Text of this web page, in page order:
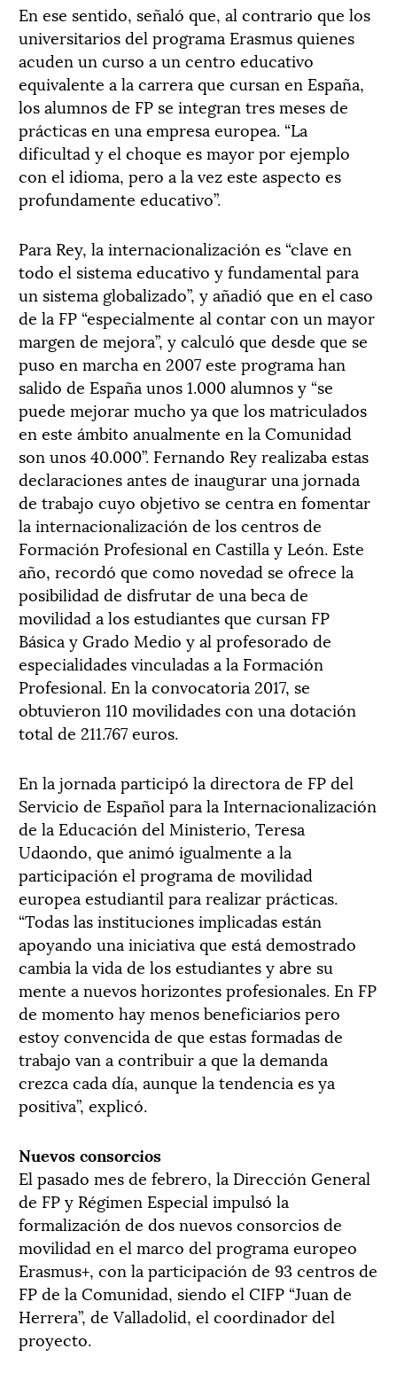
En ese sentido, señaló que, al contrario que los
universitarios del programa Erasmus quienes
acuden un curso a un centro educativo
equivalente a la carrera que cursan en España,
los alumnos de FP se integran tres meses de
prácticas en una empresa europea. “La
dificultad y el choque es mayor por ejemplo
con el idioma, pero a la vez este aspecto es
profundamente educativo”.
Para Rey, la internacionalización es “clave en
todo el sistema educativo y fundamental para
un sistema globalizado”, y añadió que en el caso
de la FP “especialmente al contar con un mayor
margen de mejora”, y calculó que desde que se
puso en marcha en 2007 este programa han
salido de España unos 1.000 alumnos y “se
puede mejorar mucho ya que los matriculados
en este ámbito anualmente en la Comunidad
son unos 40.000”. Fernando Rey realizaba estas
declaraciones antes de inaugurar una jornada
de trabajo cuyo objetivo se centra en fomentar
la internacionalización de los centros de
Formación Profesional en Castilla y León. Este
año, recordó que como novedad se ofrece la
posibilidad de disfrutar de una beca de
movilidad a los estudiantes que cursan FP
Básica y Grado Medio y al profesorado de
especialidades vinculadas a la Formación
Profesional. En la convocatoria 2017, se
obtuvieron 110 movilidades con una dotación
total de 211.767 euros.
En la jornada participó la directora de FP del
Servicio de Español para la Internacionalización
de la Educación del Ministerio, Teresa
Udaondo, que animó igualmente a la
participación el programa de movilidad
europea estudiantil para realizar prácticas.
“Todas las instituciones implicadas están
apoyando una iniciativa que está demostrado
cambia la vida de los estudiantes y abre su
mente a nuevos horizontes profesionales. En FP
de momento hay menos beneficiarios pero
estoy convencida de que estas formadas de
trabajo van a contribuir a que la demanda
crezca cada día, aunque la tendencia es ya
positiva”, explicó.
Nuevos consorcios
El pasado mes de febrero, la Dirección General
de FP y Régimen Especial impulsó la
formalización de dos nuevos consorcios de
movilidad en el marco del programa europeo
Erasmus+, con la participación de 93 centros de
FP de la Comunidad, siendo el CIFP “Juan de
Herrera”, de Valladolid, el coordinador del
proyecto.